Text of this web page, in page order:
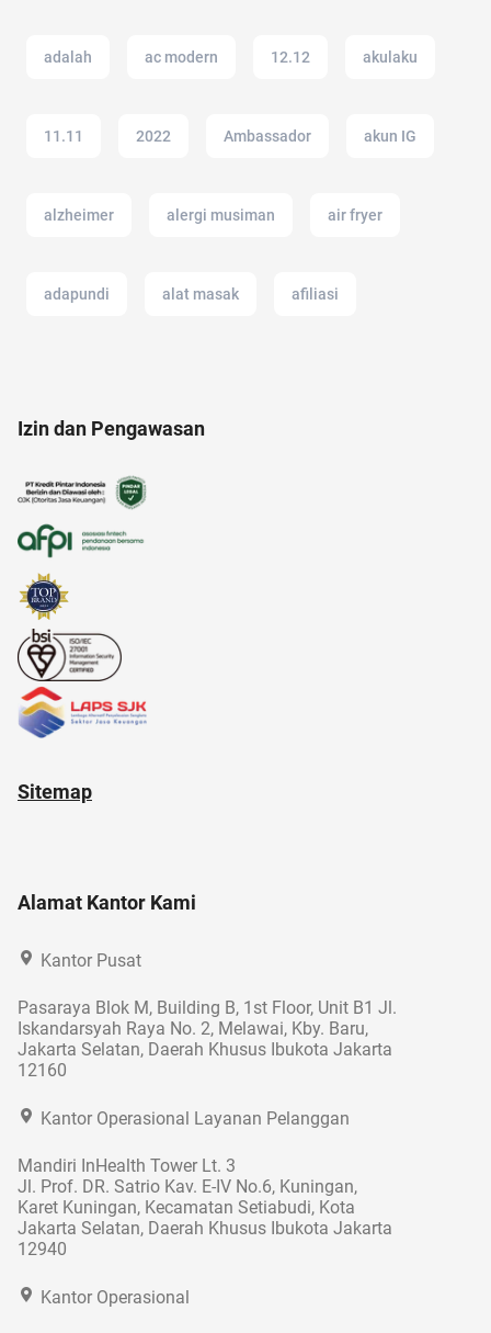
adalah ac modern 12.12 akulaku
11.11 2022 Ambassador akun IG
alzheimer alergi musiman air fryer
adapundi alat masak afiliasi
akun instagram
Izin dan Pengawasan
Sitemap
Alamat Kantor Kami
Kantor Pusat
Pasaraya Blok M, Building B, 1st Floor, Unit B1 Jl.
Iskandarsyah Raya No. 2, Melawai, Kby. Baru,
Jakarta Selatan, Daerah Khusus Ibukota Jakarta
12160
Kantor Operasional Layanan Pelanggan
Mandiri InHealth Tower Lt. 3
Jl. Prof. DR. Satrio Kav. E-IV No.6, Kuningan,
Karet Kuningan, Kecamatan Setiabudi, Kota
Jakarta Selatan, Daerah Khusus Ibukota Jakarta
12940
Kantor Operasional